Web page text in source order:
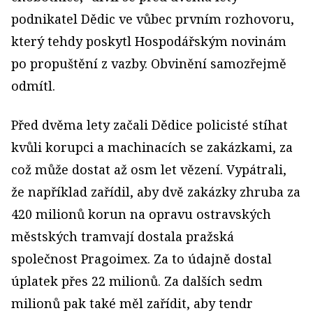
podnikatel Dědic ve vůbec prvním rozhovoru,
který tehdy poskytl Hospodářským novinám
po propuštění z vazby. Obvinění samozřejmě
odmítl.
Před dvěma lety začali Dědice policisté stíhat
kvůli korupci a machinacích se zakázkami, za
což může dostat až osm let vězení. Vypátrali,
že například zařídil, aby dvě zakázky zhruba za
420 milionů korun na opravu ostravských
městských tramvají dostala pražská
společnost Pragoimex. Za to údajně dostal
úplatek přes 22 milionů. Za dalších sedm
milionů pak také měl zařídit, aby tendr